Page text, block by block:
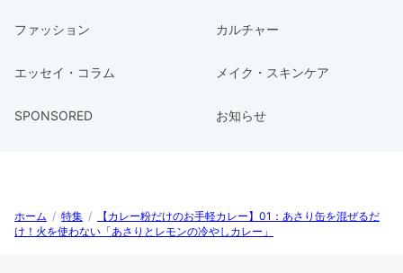
ファッション カルチャー
エッセイ・コラム メイク・スキンケア
SPONSORED お知らせ
ホーム / 特集 /
【カレー粉だけのお手軽カレー】01：あさり缶を混ぜるだ
け！火を使わない「あさりとレモンの冷やしカレー」